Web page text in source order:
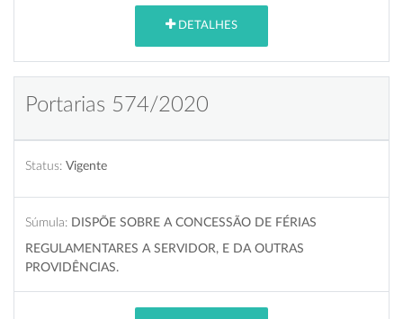
DETALHES
Portarias 574/2020
Status: Vigente
Súmula: DISPÕE SOBRE A CONCESSÃO DE FÉRIAS
REGULAMENTARES A SERVIDOR, E DA OUTRAS
PROVIDÊNCIAS.